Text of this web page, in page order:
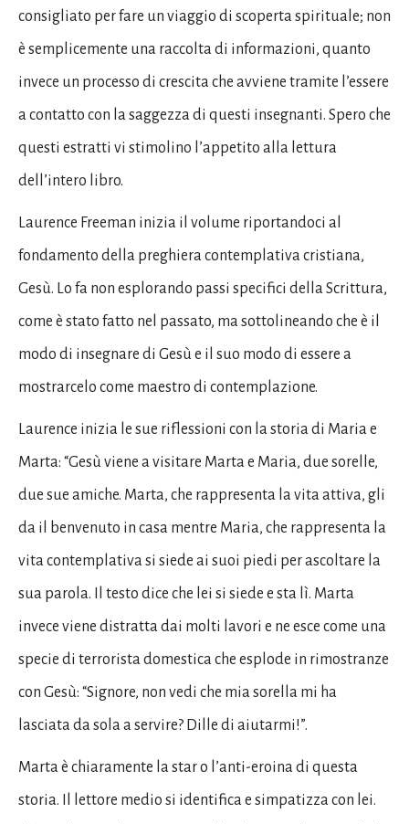
consigliato per fare un viaggio di scoperta spirituale; non
è semplicemente una raccolta di informazioni, quanto
invece un processo di crescita che avviene tramite l’essere
a contatto con la saggezza di questi insegnanti. Spero che
questi estratti vi stimolino l’appetito alla lettura
dell’intero libro.
Laurence Freeman inizia il volume riportandoci al
fondamento della preghiera contemplativa cristiana,
Gesù. Lo fa non esplorando passi specifici della Scrittura,
come è stato fatto nel passato, ma sottolineando che è il
modo di insegnare di Gesù e il suo modo di essere a
mostrarcelo come maestro di contemplazione.
Laurence inizia le sue riflessioni con la storia di Maria e
Marta: “Gesù viene a visitare Marta e Maria, due sorelle,
due sue amiche. Marta, che rappresenta la vita attiva, gli
da il benvenuto in casa mentre Maria, che rappresenta la
vita contemplativa si siede ai suoi piedi per ascoltare la
sua parola. Il testo dice che lei si siede e sta lì. Marta
invece viene distratta dai molti lavori e ne esce come una
specie di terrorista domestica che esplode in rimostranze
con Gesù: “Signore, non vedi che mia sorella mi ha
lasciata da sola a servire? Dille di aiutarmi!”.
Marta è chiaramente la star o l’anti-eroina di questa
storia. Il lettore medio si identifica e simpatizza con lei.